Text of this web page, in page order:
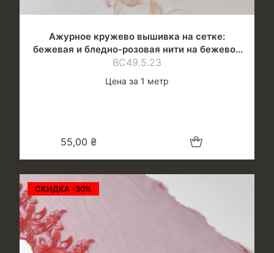
Ажурное кружево вышивка на сетке:
бежевая и бледно-розовая нити на бежевой
сетке
ВС49.5.23
Цена за 1 метр
55,00 ₴ Добавить в корзину
СКИДКА -30%